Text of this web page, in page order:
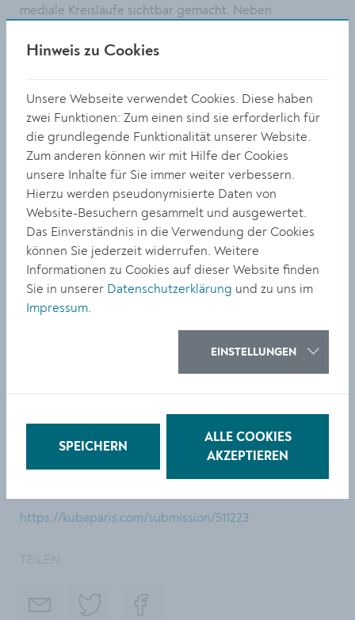
mediale Kreisläufe sichtbar gemacht. Neben
sehen. Die Kuratoren Jakob und Kerstin Wiesmayer
Fall die Räumlichkeiten der ehemaligen Molkerei und
des Unternehmens Elektro Berger in der Kasernstraße.
Die Ausstellung begann ohne physisch erlebbar
gewesen zu sein. Statt am Ende ein mediales Echo zu
hinterlassen, ging die Ausstellung als detaillierte
Dokumentation voraus. Erst im zweiten Schritt, wurde
das Rolltor hochgezogen und die digitale Spur konnte
im realen Raum überprüft werden. Kuratiert und
organisiert wurde die Ausstellung vom Kulturverein
6500K Licht und Medienkunst, der auch das Lichtfest
Krems veranstaltet.
Creams an der Donau
Kasernstraße 26, 3500 Krems (ehem. Elektro Berger /
ehem. Molkerei)
https://kubaparis.com/submission/511223
Hinweis zu Cookies
Unsere Webseite verwendet Cookies. Diese haben
zwei Funktionen: Zum einen sind sie erforderlich für
die grundlegende Funktionalität unserer Website.
Zum anderen können wir mit Hilfe der Cookies
unsere Inhalte für Sie immer weiter verbessern.
Hierzu werden pseudonymisierte Daten von
Website-Besuchern gesammelt und ausgewertet.
Das Einverständnis in die Verwendung der Cookies
können Sie jederzeit widerrufen. Weitere
Informationen zu Cookies auf dieser Website finden
Sie in unserer Datenschutzerklärung und zu uns im
Impressum.
EINSTELLUNGEN
SPEICHERN
ALLE COOKIES
AKZEPTIEREN